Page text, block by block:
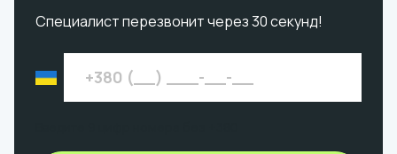
Специалист перезвонит через 30 секунд!